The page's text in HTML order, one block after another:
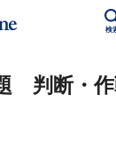
検
判断・作